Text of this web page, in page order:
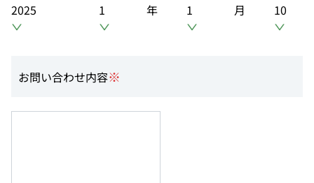
2025 年
1 月
1 10
お問い合わせ内容※